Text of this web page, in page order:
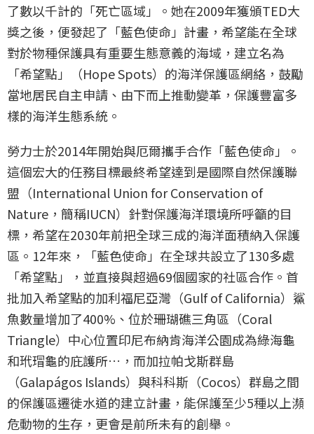
了數以千計的「死亡區域」。她在2009年獲頒TED大
獎之後，便發起了「藍色使命」計畫，希望能在全球
對於物種保護具有重要生態意義的海域，建立名為
「希望點」（Hope Spots）的海洋保護區網絡，鼓勵
當地居民自主申請、由下而上推動變革，保護豐富多
樣的海洋生態系統。
勞力士於2014年開始與厄爾攜手合作「藍色使命」。
這個宏大的任務目標最終希望達到是國際自然保護聯
盟（International Union for Conservation of
Nature，簡稱IUCN）針對保護海洋環境所呼籲的目
標，希望在2030年前把全球三成的海洋面積納入保護
區。12年來，「藍色使命」在全球共設立了130多處
「希望點」，並直接與超過69個國家的社區合作。首
批加入希望點的加利福尼亞灣（Gulf of California）鯊
魚數量增加了400%、位於珊瑚礁三角區（Coral
Triangle）中心位置印尼布納肯海洋公園成為綠海龜
和玳瑁龜的庇護所…，而加拉帕戈斯群島
（Galapágos Islands）與科科斯（Cocos）群島之間
的保護區遷徙水道的建立計畫，能保護至少5種以上瀕
危動物的生存，更會是前所未有的創舉。